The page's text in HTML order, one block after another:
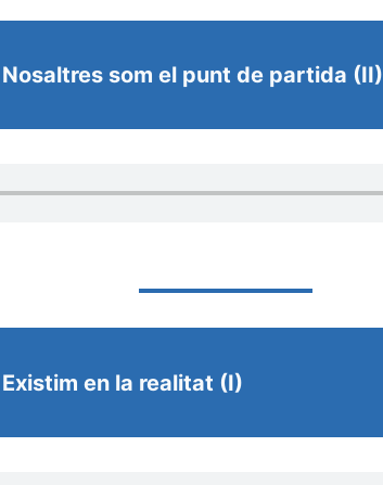
Nosaltres som el punt de partida (II)
Existim en la realitat (I)